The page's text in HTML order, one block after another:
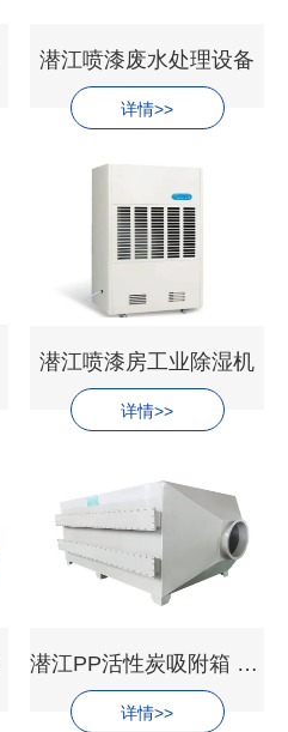
潜江喷漆废水处理设备
详情>>
潜江喷漆房工业除湿机
详情>>
潜江PP活性炭吸附箱 STL-XFX-系列
详情>>